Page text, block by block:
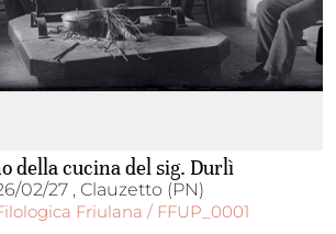
della cucina del sig. Durlì
02/27 , Clauzetto (PN)
Friulana / FFUP_0001